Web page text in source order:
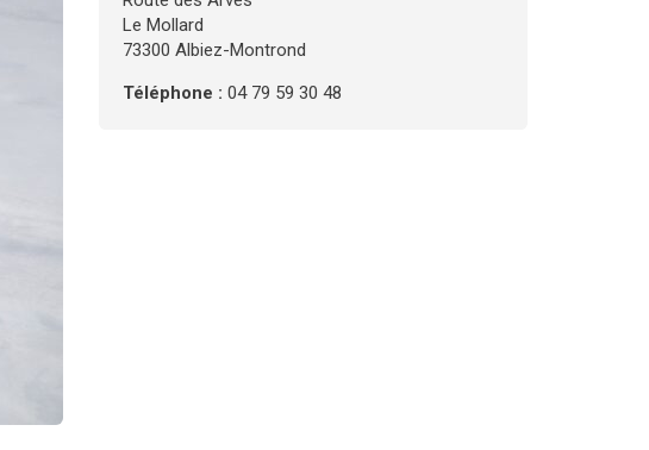
Le Mollard
73300 Albiez-Montrond
Téléphone : 04 79 59 30 48